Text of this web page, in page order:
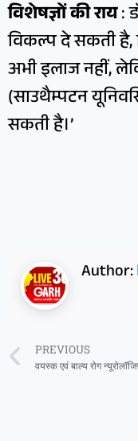
विशेषज्ञों की राय:
विकल्प दे सकती है,
अभी इलाज नहीं,
(साउथैम्पटन
सकती है।’
Author:
PREVIOUS